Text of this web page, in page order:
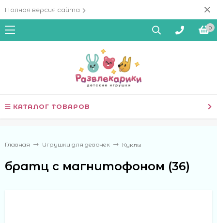
Полная версия сайта
0
КАТАЛОГ ТОВАРОВ
Главная Игрушки для девочек Куклы
братц с магнитофоном (36)